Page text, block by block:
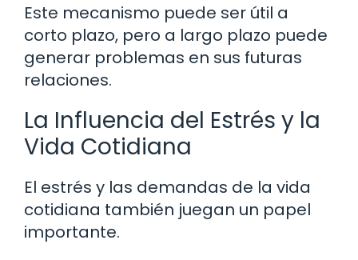
Este mecanismo puede ser útil a
corto plazo, pero a largo plazo puede
generar problemas en sus futuras
relaciones.
La Influencia del Estrés y la
Vida Cotidiana
El estrés y las demandas de la vida
cotidiana también juegan un papel
importante.